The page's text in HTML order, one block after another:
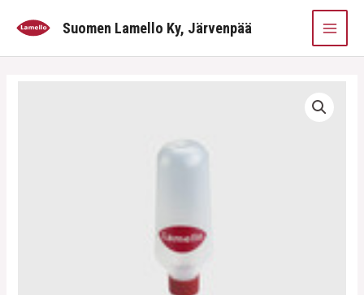
sisältöön
Suomen Lamello Ky, Järvenpää